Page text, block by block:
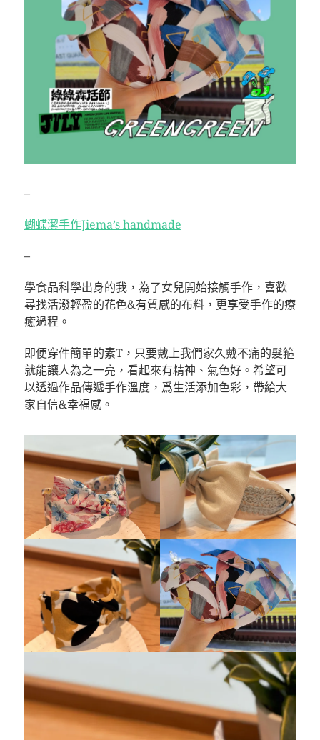
–
蝴蝶潔手作Jiema’s handmade
–
學食品科學出身的我，為了女兒開始接觸手作，喜歡
尋找活潑輕盈的花色&有質感的布料，更享受手作的療
癒過程。
即便穿件簡單的素T，只要戴上我們家久戴不痛的髮箍
就能讓人為之一亮，看起來有精神、氣色好。希望可
以透過作品傳遞手作溫度，爲生活添加色彩，帶給大
家自信&幸福感。